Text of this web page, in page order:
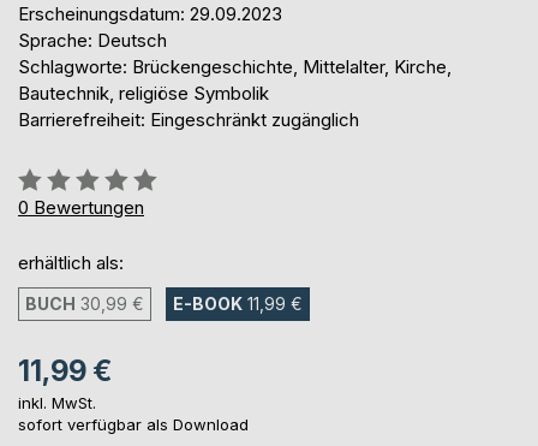
Erscheinungsdatum: 29.09.2023
Sprache: Deutsch
Schlagworte: Brückengeschichte, Mittelalter, Kirche,
Bautechnik, religiöse Symbolik
Barrierefreiheit: Eingeschränkt zugänglich
Bewertung::
0%
0 Bewertungen
erhältlich als:
BUCH 30,99 € E-BOOK 11,99 €
11,99 €
inkl. MwSt.
sofort verfügbar als Download